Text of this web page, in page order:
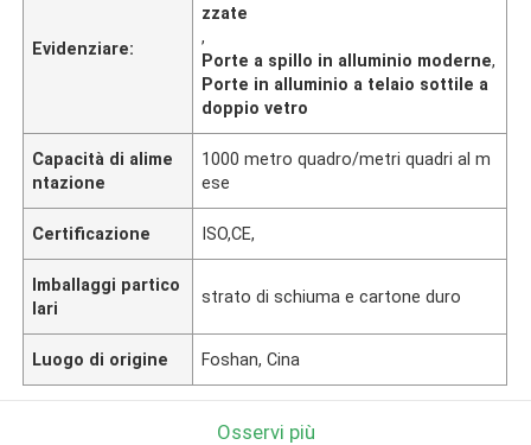
Evidenziare:
zzate
,
Porte a spillo in alluminio moderne,
Porte in alluminio a telaio sottile a
doppio vetro
Capacità di alime
ntazione
1000 metro quadro/metri quadri al m
ese
Certificazione ISO,CE,
Imballaggi partico
lari
strato di schiuma e cartone duro
Luogo di origine Foshan, Cina
Osservi più